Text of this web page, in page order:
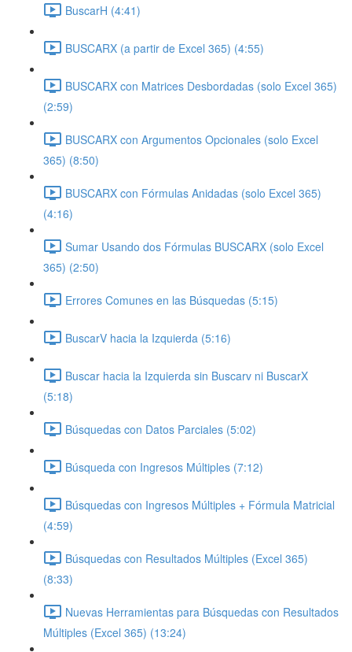
BuscarH (4:41)
BUSCARX (a partir de Excel 365) (4:55)
BUSCARX con Matrices Desbordadas (solo Excel 365)
(2:59)
BUSCARX con Argumentos Opcionales (solo Excel
365) (8:50)
BUSCARX con Fórmulas Anidadas (solo Excel 365)
(4:16)
Sumar Usando dos Fórmulas BUSCARX (solo Excel
365) (2:50)
Errores Comunes en las Búsquedas (5:15)
BuscarV hacia la Izquierda (5:16)
Buscar hacia la Izquierda sin Buscarv ni BuscarX
(5:18)
Búsquedas con Datos Parciales (5:02)
Búsqueda con Ingresos Múltiples (7:12)
Búsquedas con Ingresos Múltiples + Fórmula Matricial
(4:59)
Búsquedas con Resultados Múltiples (Excel 365)
(8:33)
Nuevas Herramientas para Búsquedas con Resultados
Múltiples (Excel 365) (13:24)